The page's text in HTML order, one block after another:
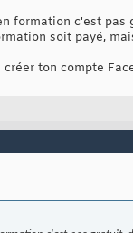
formation c'est
soit payé,
ton compte